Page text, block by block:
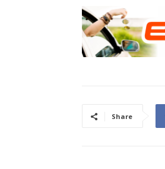
Share